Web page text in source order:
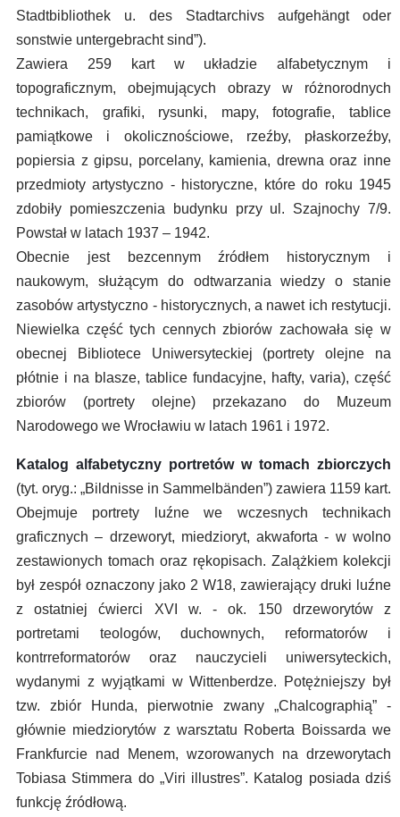
Stadtbibliothek u. des Stadtarchivs aufgehängt oder
sonstwie untergebracht sind”).
Zawiera 259 kart w układzie alfabetycznym i
topograficznym, obejmujących obrazy w różnorodnych
technikach, grafiki, rysunki, mapy, fotografie, tablice
pamiątkowe i okolicznościowe, rzeźby, płaskorzeźby,
popiersia z gipsu, porcelany, kamienia, drewna oraz inne
przedmioty artystyczno - historyczne, które do roku 1945
zdobiły pomieszczenia budynku przy ul. Szajnochy 7/9.
Powstał w latach 1937 – 1942.
Obecnie jest bezcennym źródłem historycznym i
naukowym, służącym do odtwarzania wiedzy o stanie
zasobów artystyczno - historycznych, a nawet ich restytucji.
Niewielka część tych cennych zbiorów zachowała się w
obecnej Bibliotece Uniwersyteckiej (portrety olejne na
płótnie i na blasze, tablice fundacyjne, hafty, varia), część
zbiorów (portrety olejne) przekazano do Muzeum
Narodowego we Wrocławiu w latach 1961 i 1972.
Katalog alfabetyczny portretów w tomach zbiorczych
(tyt. oryg.: „Bildnisse in Sammelbänden”) zawiera 1159 kart.
Obejmuje portrety luźne we wczesnych technikach
graficznych – drzeworyt, miedzioryt, akwaforta - w wolno
zestawionych tomach oraz rękopisach. Zalążkiem kolekcji
był zespół oznaczony jako 2 W18, zawierający druki luźne
z ostatniej ćwierci XVI w. - ok. 150 drzeworytów z
portretami teologów, duchownych, reformatorów i
kontrreformatorów oraz nauczycieli uniwersyteckich,
wydanymi z wyjątkami w Wittenberdze. Potężniejszy był
tzw. zbiór Hunda, pierwotnie zwany „Chalcographią” -
głównie miedziorytów z warsztatu Roberta Boissarda we
Frankfurcie nad Menem, wzorowanych na drzeworytach
Tobiasa Stimmera do „Viri illustres”. Katalog posiada dziś
funkcję źródłową.